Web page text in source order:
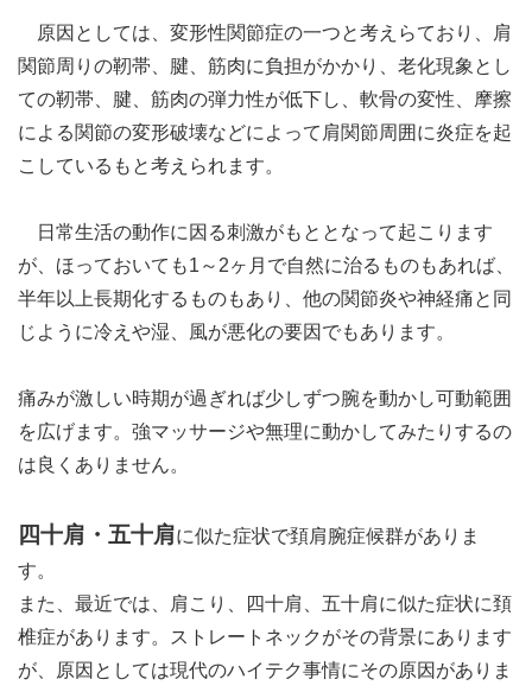
原因としては、変形性関節症の一つと考えらており、肩
関節周りの靭帯、腱、筋肉に負担がかかり、老化現象とし
ての靭帯、腱、筋肉の弾力性が低下し、軟骨の変性、摩擦
による関節の変形破壊などによって肩関節周囲に炎症を起
こしているもと考えられます。
日常生活の動作に因る刺激がもととなって起こります
が、ほっておいても1～2ヶ月で自然に治るものもあれば、
半年以上長期化するものもあり、他の関節炎や神経痛と同
じように冷えや湿、風が悪化の要因でもあります。
痛みが激しい時期が過ぎれば少しずつ腕を動かし可動範囲
を広げます。強マッサージや無理に動かしてみたりするの
は良くありません。
四十肩・五十肩に似た症状で頚肩腕症候群がありま
す。
また、最近では、肩こり、四十肩、五十肩に似た症状に頚
椎症があります。ストレートネックがその背景にあります
が、原因としては現代のハイテク事情にその原因がありま